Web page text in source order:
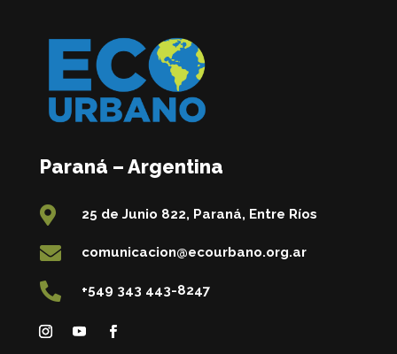
Paraná – Argentina
 25 de Junio 822, Paraná, Entre Ríos
 comunicacion@ecourbano.org.ar
 +549 343 443-8247